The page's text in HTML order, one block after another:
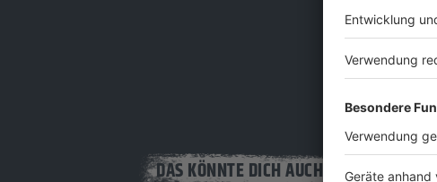
DAS KÖNNTE DICH AUCH INTERESSIEREN